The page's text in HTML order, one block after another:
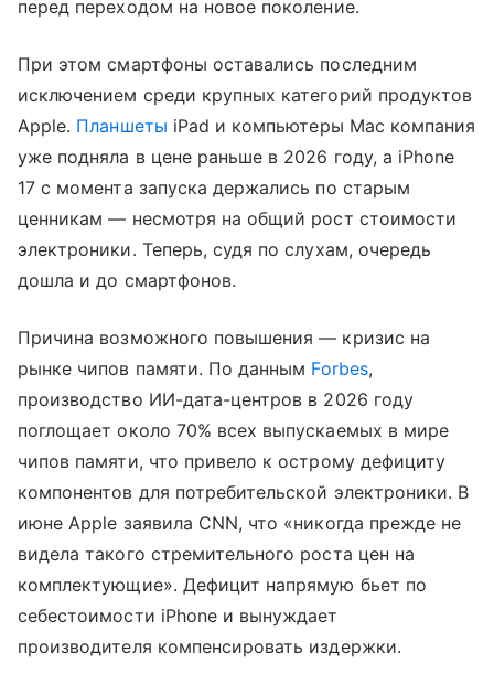
перед переходом на новое поколение.
При этом смартфоны оставались последним
исключением среди крупных категорий продуктов
Apple. Планшеты iPad и компьютеры Mac компания
уже подняла в цене раньше в 2026 году, а iPhone
17 с момента запуска держались по старым
ценникам — несмотря на общий рост стоимости
электроники. Теперь, судя по слухам, очередь
дошла и до смартфонов.
Причина возможного повышения — кризис на
рынке чипов памяти. По данным Forbes,
производство ИИ-дата-центров в 2026 году
поглощает около 70% всех выпускаемых в мире
чипов памяти, что привело к острому дефициту
компонентов для потребительской электроники. В
июне Apple заявила CNN, что «никогда прежде не
видела такого стремительного роста цен на
комплектующие». Дефицит напрямую бьет по
себестоимости iPhone и вынуждает
производителя компенсировать издержки.